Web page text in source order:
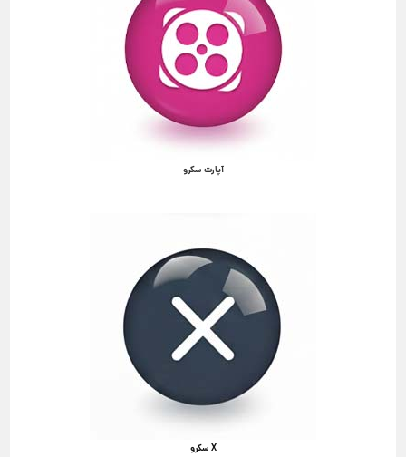
آپارت سکرو
X سکرو